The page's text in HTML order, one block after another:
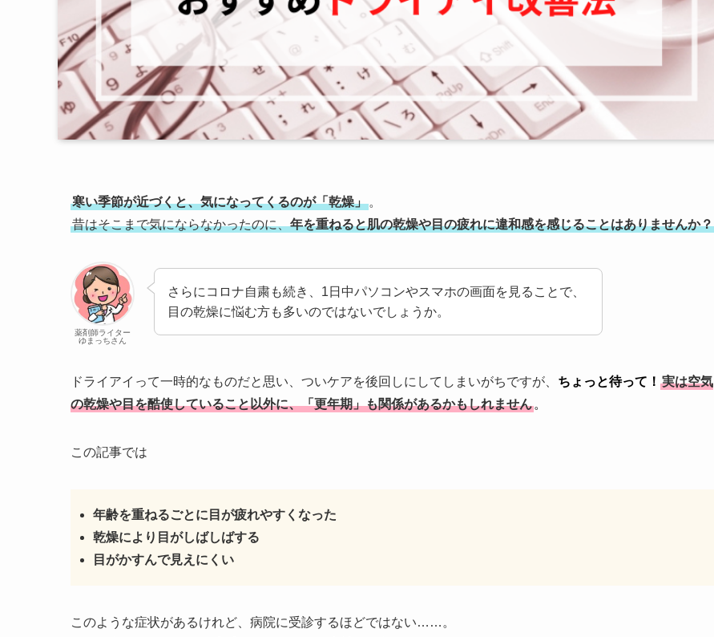
寒い季節が近づくと、気になってくるのが「乾燥」 。
昔はそこまで気にならなかったのに、年を重ねると肌の乾燥や目の疲れに違和感を感じることはありませんか？
薬剤師ライター
ゆまっちさん
さらにコロナ自粛も続き、1日中パソコンやスマホの画面を見ることで、
目の乾燥に悩む方も多いのではないでしょうか。
ドライアイって一時的なものだと思い、ついケアを後回しにしてしまいがちですが、 ちょっと待って！ 実は空気
の乾燥や目を酷使していること以外に、「更年期」も関係があるかもしれません 。
この記事では
年齢を重ねるごとに目が疲れやすくなった
乾燥により目がしばしばする
目がかすんで見えにくい
このような症状があるけれど、病院に受診するほどではない……。